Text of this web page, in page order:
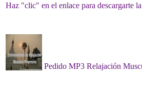
Haz "clic" en el enlace para descargarte
Pedido MP3 Relajación